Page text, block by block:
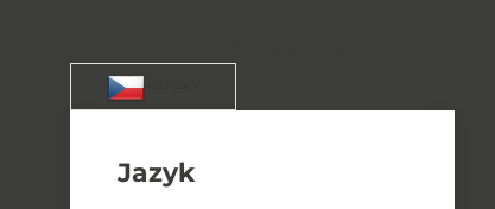
Jazyk